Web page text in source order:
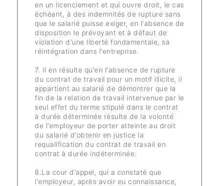
en un licenciement et qui ouvre droit, le cas
échéant, à des indemnités de rupture sans
que le salarié puisse exiger, en l'absence de
disposition le prévoyant et à défaut de
violation d'une liberté fondamentale, sa
réintégration dans l'entreprise.
7. Il en résulte qu'en l'absence de rupture
du contrat de travail pour un motif illicite, il
appartient au salarié de démontrer que la
fin de la relation de travail intervenue par le
seul effet du terme stipulé dans le contrat
à durée déterminée résulte de la volonté
de l'employeur de porter atteinte au droit
du salarié d'obtenir en justice la
requalification du contrat de travail en
contrat à durée indéterminée.
8.La cour d'appel, qui a constaté que
l'employeur, après avoir eu connaissance,